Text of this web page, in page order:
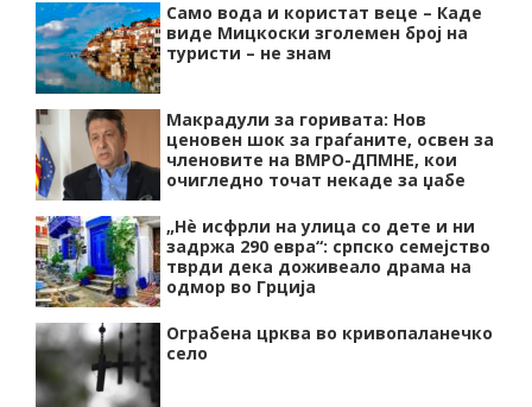
Само вода и користат веце – Каде
виде Мицкоски зголемен број на
туристи – не знам
Макрадули за горивата: Нов
ценовен шок за граѓаните, освен за
членовите на ВМРО-ДПМНЕ, кои
очигледно точат некаде за џабе
„Нѐ исфрли на улица со дете и ни
задржа 290 евра“: српско семејство
тврди дека доживеало драма на
одмор во Грција
Ограбена црква во кривопаланечко
село